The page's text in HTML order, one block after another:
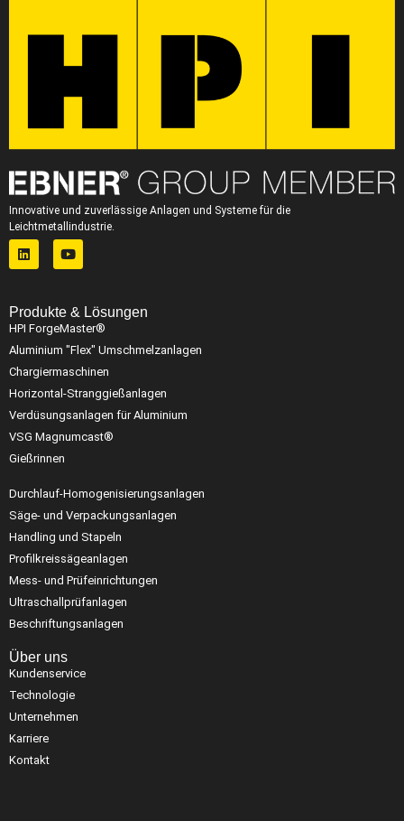
Innovative und zuverlässige Anlagen und Systeme für die
Leichtmetallindustrie.
Produkte & Lösungen
HPI ForgeMaster®
Aluminium "Flex" Umschmelzanlagen
Chargiermaschinen
Horizontal-Stranggießanlagen
Verdüsungsanlagen für Aluminium
VSG Magnumcast®
Gießrinnen
Durchlauf-Homogenisierungsanlagen
Säge- und Verpackungsanlagen
Handling und Stapeln
Profilkreissägeanlagen
Mess- und Prüfeinrichtungen
Ultraschallprüfanlagen
Beschriftungsanlagen
Über uns
Kundenservice
Technologie
Unternehmen
Karriere
Kontakt